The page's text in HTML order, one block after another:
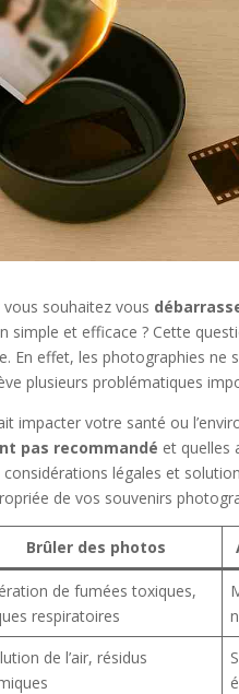
souhaitez vous
simple et efficace ? Cette
En effet, les photographies ne
plusieurs problématiques
impacter votre santé ou
pas recommandé et quelles
considérations légales et
de vos souvenirs
Brûler des photos
de fumées toxiques,
respiratoires
de l’air, résidus